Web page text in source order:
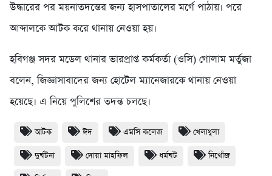
উদ্ধারের পর ময়নাতদন্তের জন্য হাসপাতালের মর্গে পাঠায়। পরে
আব্দালকে আটক করে থানায় নেওয়া হয়।
হবিগঞ্জ সদর মডেল থানার ভারপ্রাপ্ত কর্মকর্তা (ওসি) গোলাম মর্তুজা
বলেন, জিজ্ঞাসাবাদের জন্য হোটেল ম্যানেজারকে থানায় নেওয়া
হয়েছে। এ নিয়ে পুলিশের তদন্ত চলছে।
আটক ঈদ এমসি কলেজ খেলাধুলা
দুর্ঘটনা দোয়া মাহফিল ধর্মঘট নিখোঁজ